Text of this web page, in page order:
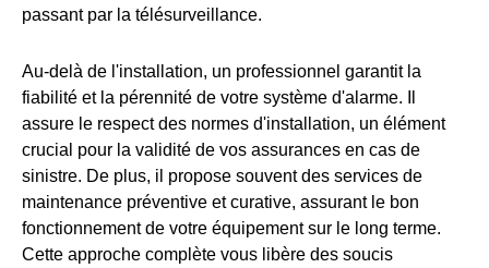
passant par la télésurveillance.
Au-delà de l'installation, un professionnel garantit la
fiabilité et la pérennité de votre système d'alarme. Il
assure le respect des normes d'installation, un élément
crucial pour la validité de vos assurances en cas de
sinistre. De plus, il propose souvent des services de
maintenance préventive et curative, assurant le bon
fonctionnement de votre équipement sur le long terme.
Cette approche complète vous libère des soucis